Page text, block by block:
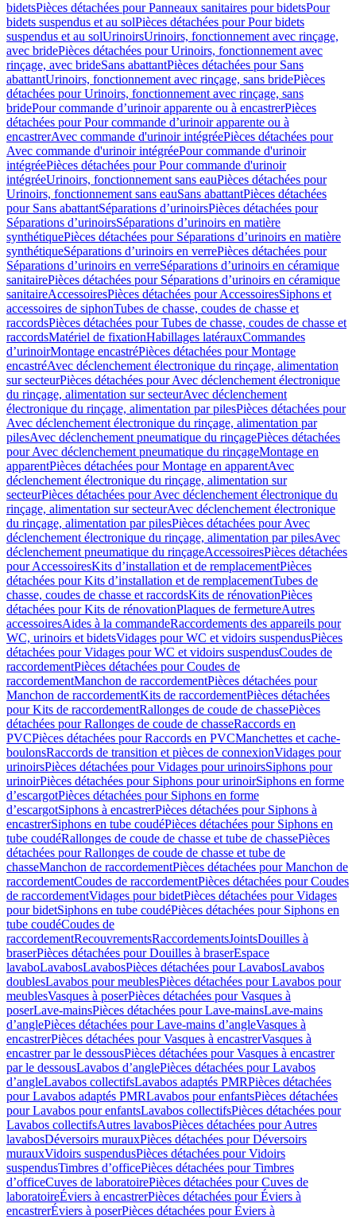
bidetsPièces détachées pour Panneaux sanitaires pour bidetsPour
bidets suspendus et au solPièces détachées pour Pour bidets
suspendus et au solUrinoirsUrinoirs, fonctionnement avec rinçage,
avec bridePièces détachées pour Urinoirs, fonctionnement avec
rinçage, avec brideSans abattantPièces détachées pour Sans
abattantUrinoirs, fonctionnement avec rinçage, sans bridePièces
détachées pour Urinoirs, fonctionnement avec rinçage, sans
bridePour commande d’urinoir apparente ou à encastrerPièces
détachées pour Pour commande d’urinoir apparente ou à
encastrerAvec commande d'urinoir intégréePièces détachées pour
Avec commande d'urinoir intégréePour commande d'urinoir
intégréePièces détachées pour Pour commande d'urinoir
intégréeUrinoirs, fonctionnement sans eauPièces détachées pour
Urinoirs, fonctionnement sans eauSans abattantPièces détachées
pour Sans abattantSéparations d’urinoirsPièces détachées pour
Séparations d’urinoirsSéparations d’urinoirs en matière
synthétiquePièces détachées pour Séparations d’urinoirs en matière
synthétiqueSéparations d’urinoirs en verrePièces détachées pour
Séparations d’urinoirs en verreSéparations d’urinoirs en céramique
sanitairePièces détachées pour Séparations d’urinoirs en céramique
sanitaireAccessoiresPièces détachées pour AccessoiresSiphons et
accessoires de siphonTubes de chasse, coudes de chasse et
raccordsPièces détachées pour Tubes de chasse, coudes de chasse et
raccordsMatériel de fixationHabillages latérauxCommandes
dʼurinoirMontage encastréPièces détachées pour Montage
encastréAvec déclenchement électronique du rinçage, alimentation
sur secteurPièces détachées pour Avec déclenchement électronique
du rinçage, alimentation sur secteurAvec déclenchement
électronique du rinçage, alimentation par pilesPièces détachées pour
Avec déclenchement électronique du rinçage, alimentation par
pilesAvec déclenchement pneumatique du rinçagePièces détachées
pour Avec déclenchement pneumatique du rinçageMontage en
apparentPièces détachées pour Montage en apparentAvec
déclenchement électronique du rinçage, alimentation sur
secteurPièces détachées pour Avec déclenchement électronique du
rinçage, alimentation sur secteurAvec déclenchement électronique
du rinçage, alimentation par pilesPièces détachées pour Avec
déclenchement électronique du rinçage, alimentation par pilesAvec
déclenchement pneumatique du rinçageAccessoiresPièces détachées
pour AccessoiresKits d’installation et de remplacementPièces
détachées pour Kits d’installation et de remplacementTubes de
chasse, coudes de chasse et raccordsKits de rénovationPièces
détachées pour Kits de rénovationPlaques de fermetureAutres
accessoiresAides à la commandeRaccordements des appareils pour
WC, urinoirs et bidetsVidages pour WC et vidoirs suspendusPièces
détachées pour Vidages pour WC et vidoirs suspendusCoudes de
raccordementPièces détachées pour Coudes de
raccordementManchon de raccordementPièces détachées pour
Manchon de raccordementKits de raccordementPièces détachées
pour Kits de raccordementRallonges de coude de chassePièces
détachées pour Rallonges de coude de chasseRaccords en
PVCPièces détachées pour Raccords en PVCManchettes et cache-
boulonsRaccords de transition et pièces de connexionVidages pour
urinoirsPièces détachées pour Vidages pour urinoirsSiphons pour
urinoirPièces détachées pour Siphons pour urinoirSiphons en forme
d’escargotPièces détachées pour Siphons en forme
d’escargotSiphons à encastrerPièces détachées pour Siphons à
encastrerSiphons en tube coudéPièces détachées pour Siphons en
tube coudéRallonges de coude de chasse et tube de chassePièces
détachées pour Rallonges de coude de chasse et tube de
chasseManchon de raccordementPièces détachées pour Manchon de
raccordementCoudes de raccordementPièces détachées pour Coudes
de raccordementVidages pour bidetPièces détachées pour Vidages
pour bidetSiphons en tube coudéPièces détachées pour Siphons en
tube coudéCoudes de
raccordementRecouvrementsRaccordementsJointsDouilles à
braserPièces détachées pour Douilles à braserEspace
lavaboLavabosLavabosPièces détachées pour LavabosLavabos
doublesLavabos pour meublesPièces détachées pour Lavabos pour
meublesVasques à poserPièces détachées pour Vasques à
poserLave-mainsPièces détachées pour Lave-mainsLave-mains
d’anglePièces détachées pour Lave-mains d’angleVasques à
encastrerPièces détachées pour Vasques à encastrerVasques à
encastrer par le dessousPièces détachées pour Vasques à encastrer
par le dessousLavabos d’anglePièces détachées pour Lavabos
d’angleLavabos collectifsLavabos adaptés PMRPièces détachées
pour Lavabos adaptés PMRLavabos pour enfantsPièces détachées
pour Lavabos pour enfantsLavabos collectifsPièces détachées pour
Lavabos collectifsAutres lavabosPièces détachées pour Autres
lavabosDéversoirs murauxPièces détachées pour Déversoirs
murauxVidoirs suspendusPièces détachées pour Vidoirs
suspendusTimbres dʼofficePièces détachées pour Timbres
dʼofficeCuves de laboratoirePièces détachées pour Cuves de
laboratoireÉviers à encastrerPièces détachées pour Éviers à
encastrerÉviers à poserPièces détachées pour Éviers à